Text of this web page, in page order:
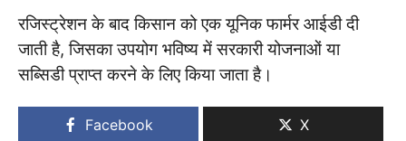
रजिस्ट्रेशन के बाद किसान को एक यूनिक फार्मर आईडी दी
जाती है, जिसका उपयोग भविष्य में सरकारी योजनाओं या
सब्सिडी प्राप्त करने के लिए किया जाता है।
Facebook X